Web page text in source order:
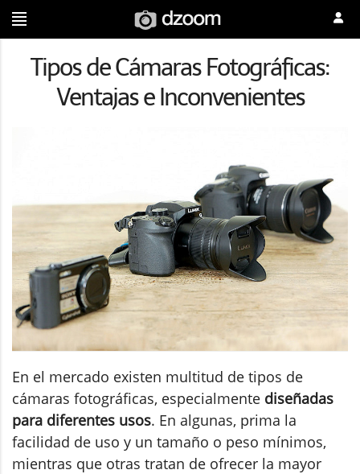
Tipos de Cámaras Fotográficas:
Ventajas e Inconvenientes
En el mercado existen multitud de tipos de
cámaras fotográficas, especialmente diseñadas
para diferentes usos. En algunas, prima la
facilidad de uso y un tamaño o peso mínimos,
mientras que otras tratan de ofrecer la mayor